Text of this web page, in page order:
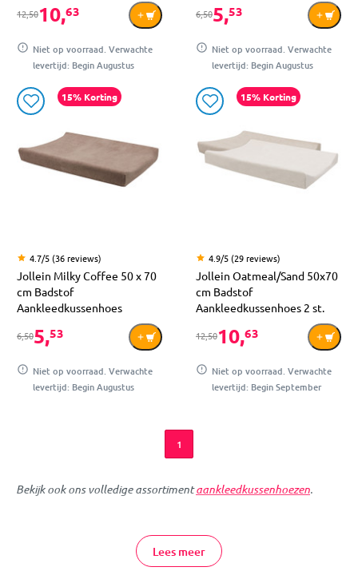
12,5010,63
Niet op voorraad. Verwachte
levertijd: Begin Augustus
6,505,53
Niet op voorraad. Verwachte
levertijd: Begin Augustus
15% Korting
4.7/5 (36 reviews)
Jollein Milky Coffee 50 x 70
cm Badstof
Aankleedkussenhoes
6,505,53
Niet op voorraad. Verwachte
levertijd: Begin Augustus
15% Korting
4.9/5 (29 reviews)
Jollein Oatmeal/Sand 50x70
cm Badstof
Aankleedkussenhoes 2 st.
12,5010,63
Niet op voorraad. Verwachte
levertijd: Begin September
1
Bekijk ook ons volledige assortimentaankleedkussenhoezen.
comfortabel tijdens het verschonen en tevens lekker warm na
het badje. De hoes is machine wasbaar waardoor het
Lees meer